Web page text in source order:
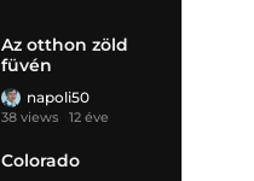
Az otthon zöld
füvén
napoli50
38 views 12 éve
Colorado